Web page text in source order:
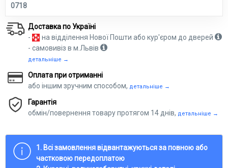
0718
Доставка по Україні
-
на відділення Нової Пошти або кур'єром до дверей
- самовивіз в м.Львів
детальніше →
Оплата при отриманні
або іншим зручним способом, детальніше →
Гарантія
обмін/повернення товару протягом 14 днів, детальніше →
1. Всі замовлення відвантажуються за повною або
частковою передоплатою